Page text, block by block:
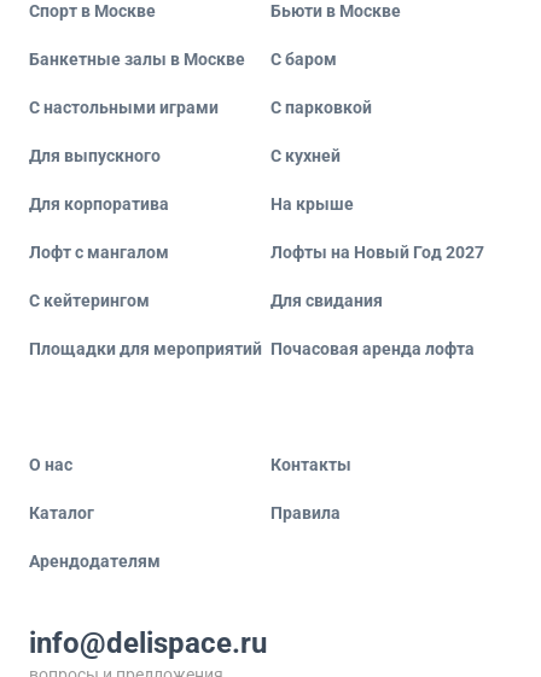
Спорт в Москве Бьюти в Москве
Банкетные залы в Москве С баром
С настольными играми С парковкой
Для выпускного С кухней
Для корпоратива На крыше
Лофт с мангалом Лофты на Новый Год 2027
С кейтерингом Для свидания
Площадки для мероприятий Почасовая аренда лофта
О нас Контакты
Каталог Правила
Арендодателям
info@delispace.ru